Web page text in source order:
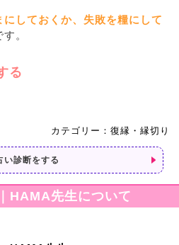
にしておくか、失敗を糧にして
。
る
カテゴリー：復縁・縁切り
い診断をする
HAMA先生について